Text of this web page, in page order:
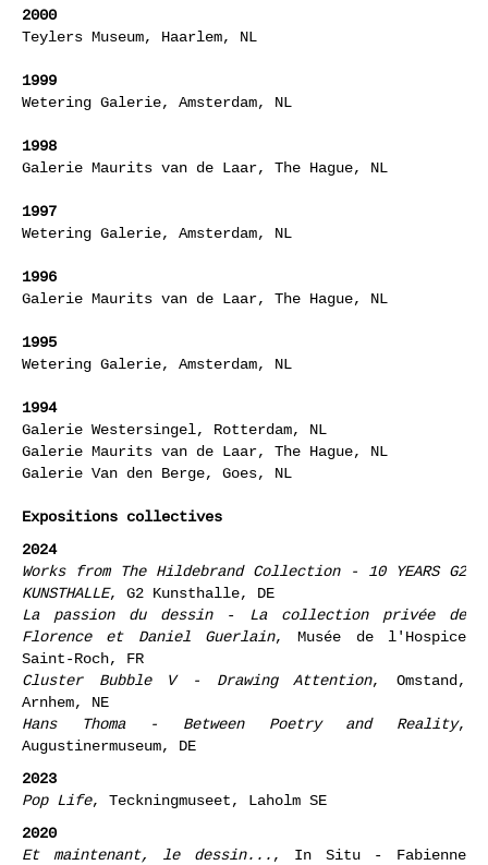
2000
Teylers Museum, Haarlem, NL
1999
Wetering Galerie, Amsterdam, NL
1998
Galerie Maurits van de Laar, The Hague, NL
1997
Wetering Galerie, Amsterdam, NL
1996
Galerie Maurits van de Laar, The Hague, NL
1995
Wetering Galerie, Amsterdam, NL
1994
Galerie Westersingel, Rotterdam, NL
Galerie Maurits van de Laar, The Hague, NL
Galerie Van den Berge, Goes, NL
Expositions collectives
2024
Works from The Hildebrand Collection - 10 YEARS G2
KUNSTHALLE, G2 Kunsthalle, DE
La passion du dessin- La collection privée de
Florence et Daniel Guerlain, Musée de l'Hospice
Saint-Roch, FR
Cluster Bubble V - Drawing Attention, Omstand,
Arnhem, NE
Hans Thoma - Between Poetry and Reality,
Augustinermuseum, DE
2023
Pop Life, Teckningmuseet, Laholm SE
2020
Et maintenant, le dessin... , In Situ - Fabienne